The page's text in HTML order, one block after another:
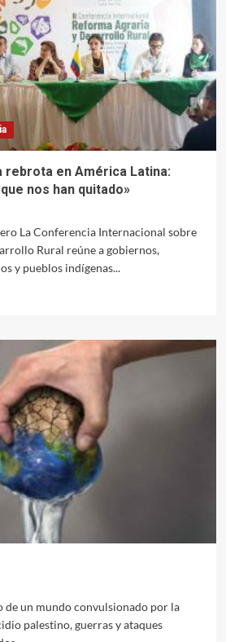
en América Latina:
nos han quitado»
La Conferencia Internacional sobre
Rural reúne a gobiernos,
y pueblos indígenas...
de un mundo convulsionado por la
palestino, guerras y ataques